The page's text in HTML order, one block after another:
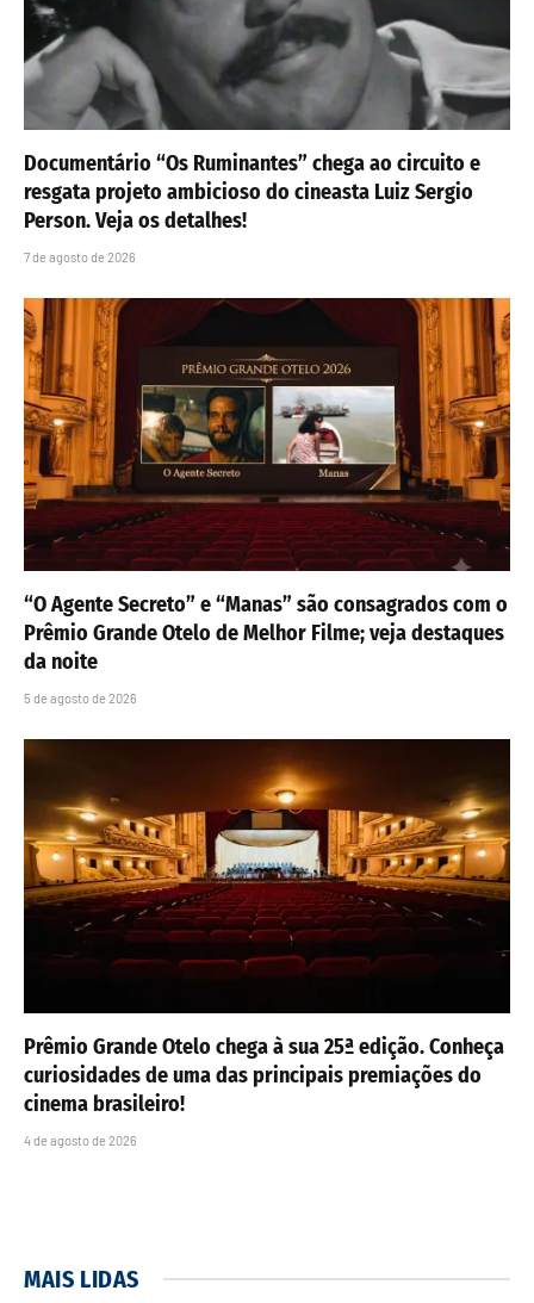
Documentário “Os Ruminantes” chega ao circuito e
resgata projeto ambicioso do cineasta Luiz Sergio
Person. Veja os detalhes!
7 de agosto de 2026
“O Agente Secreto” e “Manas” são consagrados com o
Prêmio Grande Otelo de Melhor Filme; veja destaques
da noite
5 de agosto de 2026
Prêmio Grande Otelo chega à sua 25ª edição. Conheça
curiosidades de uma das principais premiações do
cinema brasileiro!
4 de agosto de 2026
MAIS LIDAS